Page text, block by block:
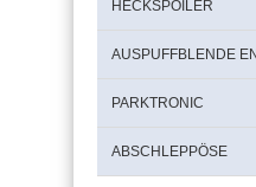
HECKSPOILER
AUSPUFFBLENDE
PARKTRONIC
ABSCHLEPPÖSE